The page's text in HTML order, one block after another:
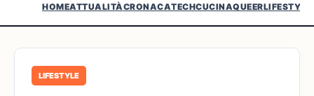
HOMEATTUALITÀCRONACATECHCUCINAQUEERLIFESTYLE
LIFESTYLE